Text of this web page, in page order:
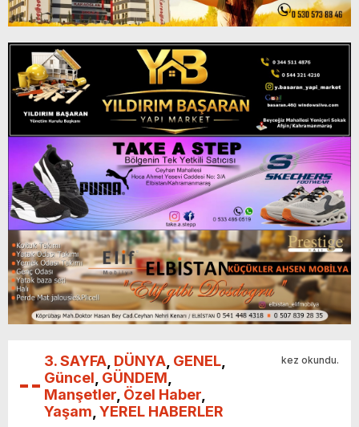
3. SAYFA DÜNYA GENEL
Güncel GÜNDEM
Manşetler Özel Haber
Yaşam YEREL HABERLER
kez okundu.